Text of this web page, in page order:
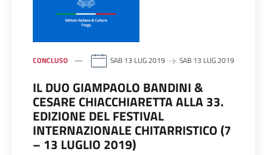
CONCLUSO SAB 13 LUG 2019 SAB 13 LUG 2019
IL DUO GIAMPAOLO BANDINI &
CESARE CHIACCHIARETTA ALLA 33.
EDIZIONE DEL FESTIVAL
INTERNAZIONALE CHITARRISTICO (7
– 13 LUGLIO 2019)